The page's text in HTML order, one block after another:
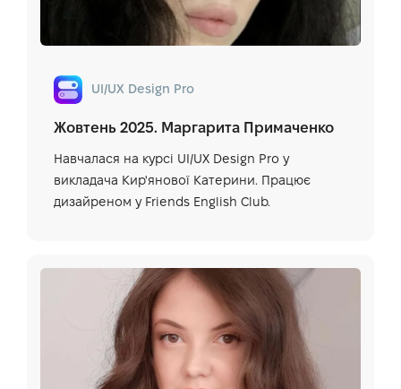
UI/UX Design Pro
Жовтень 2025. Маргарита Примаченко
Навчалася на курсі UI/UX Design Pro у
викладача Кир'янової Катерини. Працює
дизайреном у Friends English Club.